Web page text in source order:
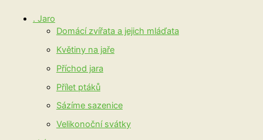
. Jaro
Domácí zvířata a jejich mláďata
Květiny na jaře
Příchod jara
Přílet ptáků
Sázíme sazenice
Velikonoční svátky